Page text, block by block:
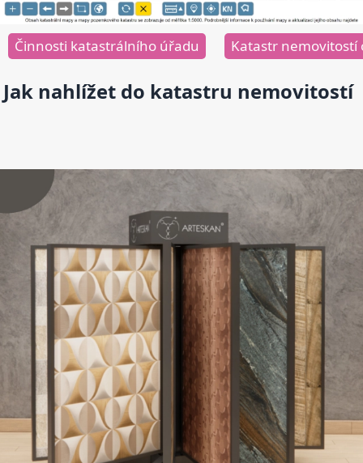
Činnosti katastrálního úřadu Katastr nemovitostí
Jak nahlížet do katastru nemovitostí